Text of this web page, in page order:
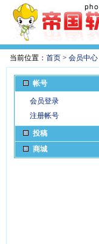
当前位置： 首页 > 会员中心
帐号
会员登录
注册帐号
投稿
商城